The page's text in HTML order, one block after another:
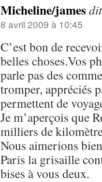
Micheline/james
8 avril 2009 à 10:45
C’est bon de
belles choses.Vos
parle pas des
tromper, appréciés
permettent de
Je m’aperçois que
milliers de
Nous aimerions
Paris la grisaille
bises à vous deux.